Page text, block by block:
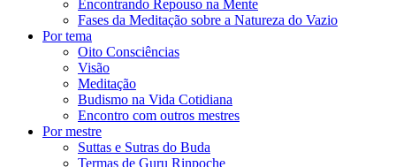
Encontrando Repouso na Mente
Fases da Meditação sobre a Natureza do Vazio
Por tema
Oito Consciências
Visão
Meditação
Budismo na Vida Cotidiana
Encontro com outros mestres
Por mestre
Suttas e Sutras do Buda
Termas de Guru Rinpoche